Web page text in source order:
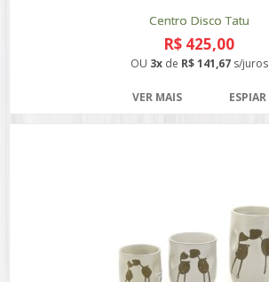
Centro Disco Tatu
R$ 425,00
OU 3xde R$ 141,67s/juros
VER MAIS ESPIAR